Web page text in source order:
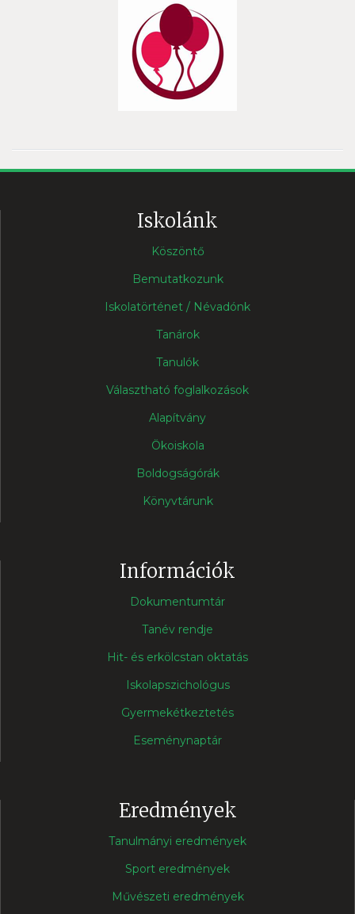
Iskolánk
Köszöntő
Bemutatkozunk
Iskolatörténet / Névadónk
Tanárok
Tanulók
Választható foglalkozások
Alapítvány
Ökoiskola
Boldogságórák
Könyvtárunk
Információk
Dokumentumtár
Tanév rendje
Hit- és erkölcstan oktatás
Iskolapszichológus
Gyermekétkeztetés
Eseménynaptár
Eredmények
Tanulmányi eredmények
Sport eredmények
Művészeti eredmények